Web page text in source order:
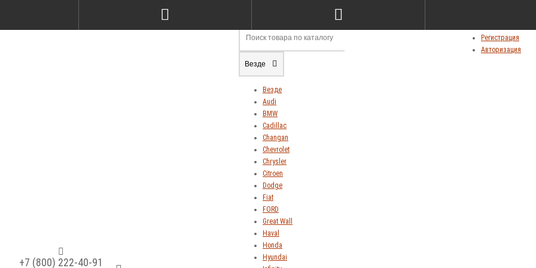
Регистрация
Авторизация
Сравнение товаров (0)
+7 (800) 222-40-91
Везде
Везде
Audi
BMW
Cadillac
Changan
Chevrolet
Chrysler
Citroen
Dodge
Fiat
FORD
Great Wall
Haval
Honda
Hyundai